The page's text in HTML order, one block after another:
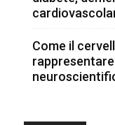
Come il